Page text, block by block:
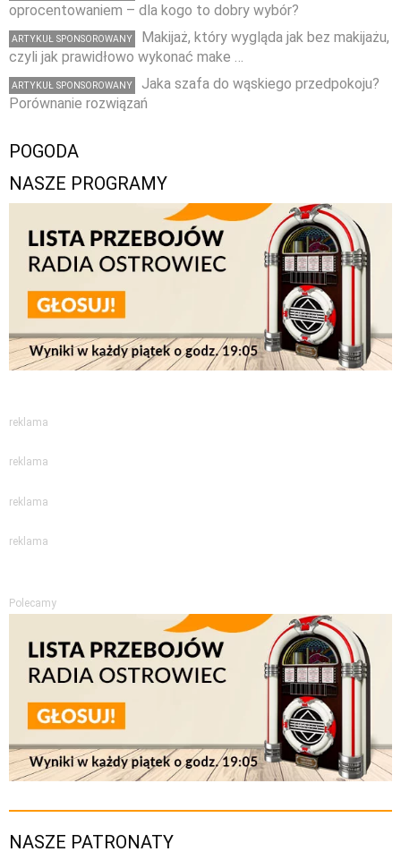
oprocentowaniem – dla kogo to dobry wybór?
ARTYKUŁ SPONSOROWANY
Makijaż, który wygląda jak bez makijażu,
czyli jak prawidłowo wykonać make …
ARTYKUŁ SPONSOROWANY
Jaka szafa do wąskiego przedpokoju?
Porównanie rozwiązań
POGODA
NASZE PROGRAMY
reklama
reklama
reklama
reklama
Polecamy
NASZE PATRONATY